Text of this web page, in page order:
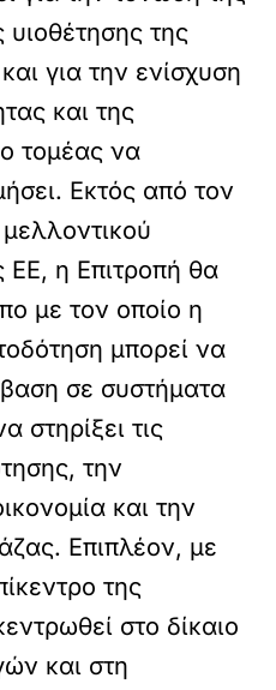
υιοθέτησης της
για την ενίσχυση
και της
τομέας να
Εκτός από τον
ΕΕ, η Επιτροπή θα
με τον οποίο η
μπορεί να
σε συστήματα
στηρίξει τις
την
και την
Επιπλέον, με
της
στο δίκαιο
και στη